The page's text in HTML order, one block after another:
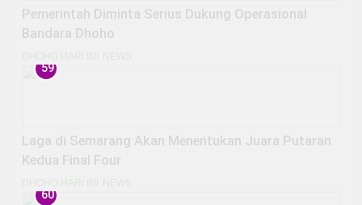
Pemerintah Diminta Serius Dukung Operasional
Bandara Dhoho
DHOHO HARI INI NEWS
59
Laga di Semarang Akan Menentukan Juara Putaran
Kedua Final Four
DHOHO HARI INI NEWS
60